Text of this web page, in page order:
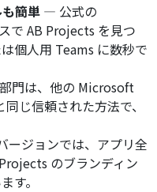
簡単 — 公式の
で AB Projects を見つ
個人用 Teams に数秒で
門は、他の Microsoft
じ信頼された方法で、
ージョンでは、アプリ全
のブランディン
す。